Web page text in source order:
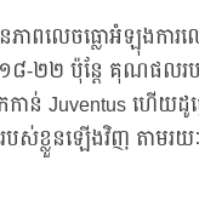
ភាពលេចធ្លោអំឡុងកា
១៨-២២ ប៉ុន្តែ គុណផលរ
កកាន់ Juventus ហើយដូ
ស់ខ្លួនឡើងវិញ តាមរយៈ